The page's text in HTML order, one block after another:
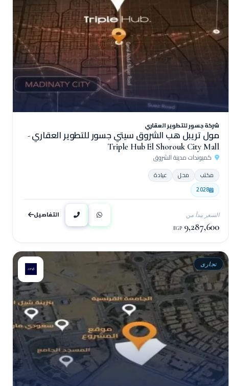
شركة جسور للتطوير العقاري
مول تريبل هب الشروق سيتي جسور للتطوير العقاري -
Triple Hub El Shorouk City Mall
كمبوندات مدينة الشروق
مكتب محل
عيادة
2028
السعر يبدأ من
9,287,600
EGP
التفاصيل
تجارى